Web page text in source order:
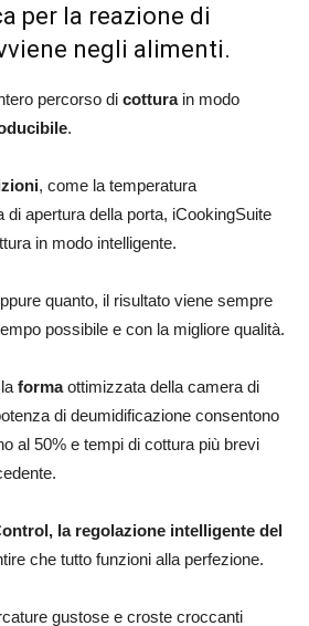
per la reazione di
negli alimenti.
percorso di cotturain modo
.
, come la temperatura
di apertura della porta, iCookingSuite
in modo intelligente.
quanto, il risultato viene sempre
possibile e con la migliore qualità.
formaottimizzata della camera di
di deumidificazione consentono
al 50% e tempi di cottura più brevi
la regolazione intelligente del
che tutto funzioni alla perfezione.
gustose e croste croccanti